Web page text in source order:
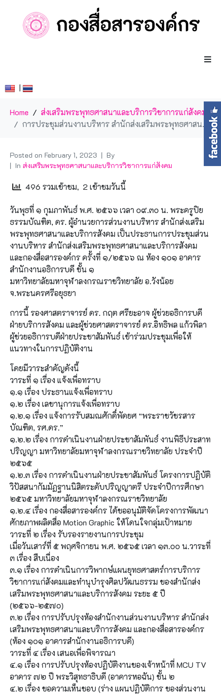
|
Home
ส่งเสริมพระพุทธศาสนาและบริการวิชาการแก่สังคม
การประชุมส่วนงานบริหาร สำนักส่งเสริมพระพุทธศาสนาและบริการสังคม และกองสื่อสารงองค์กร ครั้งที่ ๑/๒๕๖๖
Posted on February 1, 2023
By
In ส่งเสริมพระพุทธศาสนาและบริการวิชาการแก่สังคม
496 รวมเข้าชม, 2 เข้าชมวันนี้
วันพุธที่ ๑ กุมภาพันธ์ พ.ศ. ๒๕๖๖ เวลา ๐๙.๓๐ น. พระครูปิย
ธรรมบัณฑิต, ดร. ผู้อำนวยการส่วนงานบริหาร สำนักส่งเสริม
พระพุทธศาสนาและบริการสังคม เป็นประธานการประชุมส่วน
งานบริหาร สำนักส่งเสริมพระพุทธศาสนาและบริการสังคม
และกองสื่อสารองค์กร ครั้งที่ ๑/๒๕๖๖ ณ ห้อง ๑๐๑ อาคาร
สำนักงานอธิการบดี ชั้น ๑
มหาวิทยาลัยมหาจุฬาลงกรณราชวิทยาลัย อ.วังน้อย
จ.พระนครศรีอยุธยา
การนี้ รองศาสตราจารย์ ดร. กฤต ศรียะอาจ ผู้ช่วยอธิการบดี
ฝ่ายบริการสังคม และผู้ช่วยศาสตราจารย์ ดร.อิทธิพล แก้วพิลา
ผู้ช่วยอธิการบดีฝ่ายประชาสัมพันธ์ เข้าร่วมประชุมเพื่อให้
แนวทางในการปฏิบัติงาน
โดยมีวาระสำคัญดังนี้
วาระที่ ๑ เรื่อง แจ้งเพื่อทราบ
๑.๑ เรื่อง ประธานแจ้งเพื่อทราบ
๑.๒ เรื่อง เลขานุการแจ้งเพื่อทราบ
๑.๒.๑ เรื่อง แจ้งการรับสมณศักดิ์พัดยศ “พระราชวัชรสาร
บัณฑิต, รศ.ดร.”
๑.๒.๒ เรื่อง การดำเนินงานฝ่ายประชาสัมพันธ์ งานพิธีประสาท
ปริญญา มหาวิทยาลัยมหาจุฬาลงกรณราชวิทยาลัย ประจำปี
๒๕๖๕
๑.๒.๓ เรื่อง การดำเนินงานฝ่ายประชาสัมพันธ์ โครงการปฏิบัติ
วิปัสสนากัมมัฏฐานนิสิตระดับปริญญาตรี ประจำปีการศึกษา
๒๕๖๕ มหาวิทยาลัยมหาจุฬาลงกรณราชวิทยาลัย
๑.๒.๔ เรื่อง กองสื่อสารองค์กร ได้ขออนุมัติจัดโครงการพัฒนา
ศักยภาพผลิตสื่อ Motion Graphic ให้โดนใจกลุ่มเป้าหมาย
วาระที่ ๒ เรื่อง รับรองรายงานการประชุม
เมื่อวันเสาร์ที่ ๕ พฤศจิกายน พ.ศ. ๒๕๖๕ เวลา ๑๓.๐๐ น.วาระที่
๓ เรื่อง สืบเนื่อง
๓.๑ เรื่อง การดำเนินการวิพากษ์แผนยุทธศาสตร์การบริการ
วิชาการแก่สังคมและทำนุบำรุงศิลปวัฒนธรรม ของสำนักส่ง
เสริมพระพุทธศาสนาและบริการสังคม ระยะ ๕ ปี
(๒๕๖๖-๒๕๗๐)
๓.๒ เรื่อง การปรับปรุงห้องสำนักงานส่วนงานบริหาร สำนักส่ง
เสริมพระพุทธศาสนาและบริการสังคม และกองสื่อสารองค์กร
(ห้อง ๑๐๑ อาคารสำนักงานอธิการบดี)
วาระที่ ๔ เรื่อง เสนอเพื่อพิจารณา
๔.๑ เรื่อง การปรับปรุงห้องปฏิบัติงานของเจ้าหน้าที่ MCU TV
อาคาร ๗๒ ปี พระวิสุทธาธิบดี (อาคารหอฉัน) ชั้น ๒
๔.๒ เรื่อง ขอความเห็นชอบ (ร่าง แผนปฏิบัติการ ของส่วนงาน